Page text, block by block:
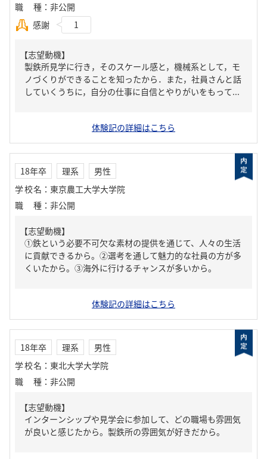
職種 ： 非公開
感謝
1
【志望動機】
製鉄所見学に行き，そのスケール感と，機械系として，モ
ノづくりができることを知ったから．また，社員さんと話
していくうちに，自分の仕事に自信とやりがいをもって...
体験記の詳細はこちら
18年卒 理系
男性
学校名 ： 東京農工大学大学院
職種 ： 非公開
【志望動機】
①鉄という必要不可欠な素材の提供を通じて、人々の生活
に貢献できるから。②選考を通して魅力的な社員の方が多
くいたから。③海外に行けるチャンスが多いから。
体験記の詳細はこちら
18年卒 理系
男性
学校名 ： 東北大学大学院
職種 ： 非公開
【志望動機】
インターンシップや見学会に参加して、どの職場も雰囲気
が良いと感じたから。製鉄所の雰囲気が好きだから。